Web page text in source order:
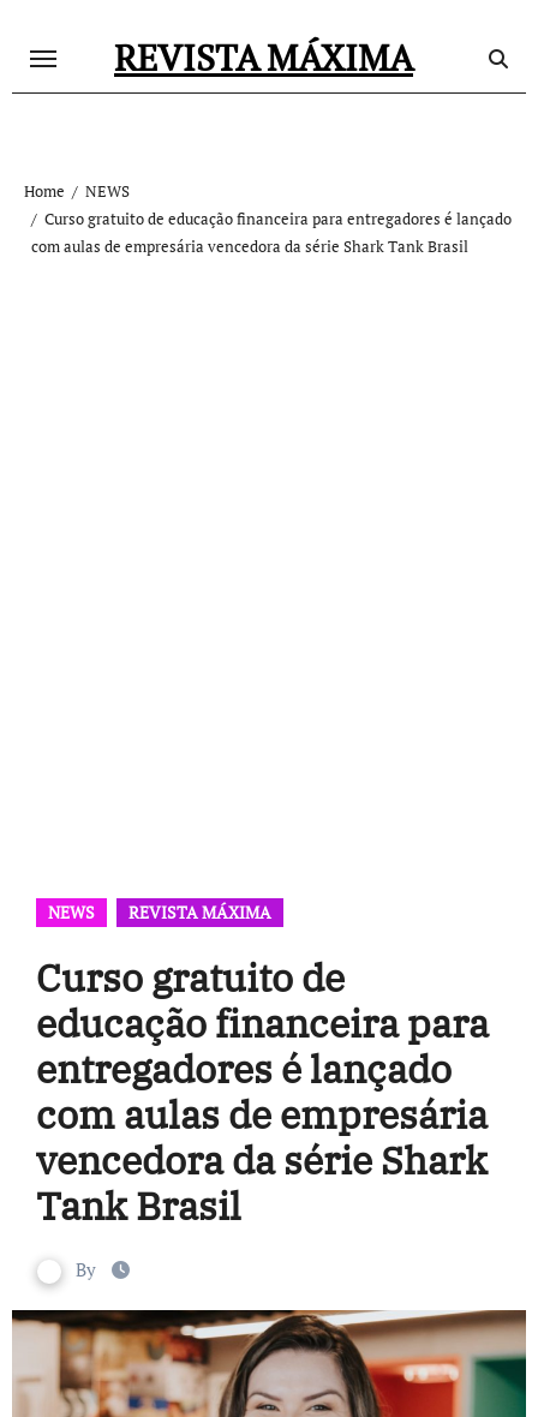
REVISTA MÁXIMA
Home
NEWS
Curso gratuito de educação financeira para entregadores é lançado
com aulas de empresária vencedora da série Shark Tank Brasil
NEWS REVISTA MÁXIMA
Curso gratuito de
educação financeira para
entregadores é lançado
com aulas de empresária
vencedora da série Shark
Tank Brasil
By